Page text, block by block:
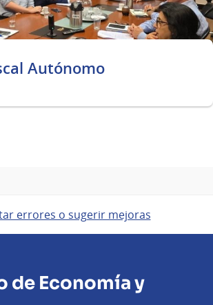
Autónomo
errores o sugerir mejoras
de Economía y